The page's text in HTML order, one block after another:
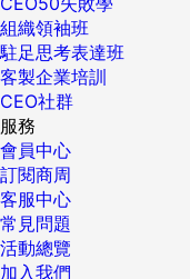
組織領袖班
駐足思考表達班
客製企業培訓
CEO社群
服務
會員中心
訂閱商周
客服中心
常見問題
活動總覽
加入我們